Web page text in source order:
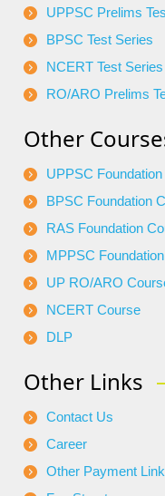
UPPSC Prelims
BPSC Test Series
NCERT Test Series
RO/ARO Prelims
Other
UPPSC
BPSC Foundation
RAS Foundation
MPPSC
UP RO/ARO
NCERT Course
DLP
Other Links
Contact Us
Career
Other Payment Link